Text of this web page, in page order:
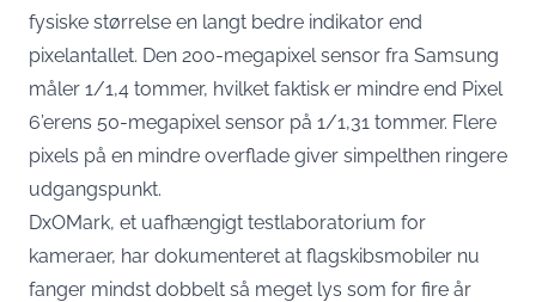
fysiske størrelse en langt bedre indikator end
pixelantallet. Den 200-megapixel sensor fra Samsung
måler 1/1,4 tommer, hvilket faktisk er mindre end Pixel
6’erens 50-megapixel sensor på 1/1,31 tommer. Flere
pixels på en mindre overflade giver simpelthen ringere
udgangspunkt.
DxOMark, et uafhængigt testlaboratorium for
kameraer, har dokumenteret at flagskibsmobiler nu
fanger mindst dobbelt så meget lys som for fire år